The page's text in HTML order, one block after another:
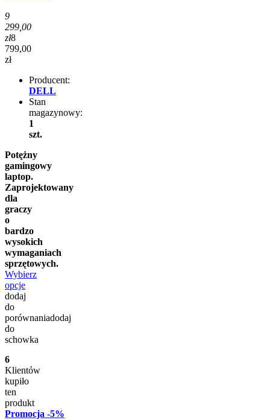
9
299,00
zł8
799,00
zł
Producent:
DELL
Stan
magazynowy:
1
szt.
Potężny
gamingowy
laptop.
Zaprojektowany
dla
graczy
o
bardzo
wysokich
wymaganiach
sprzętowych.
Wybierz
opcje
dodaj
do
porównaniadodaj
do
schowka
6
Klientów
kupiło
ten
produkt
Promocja -5%